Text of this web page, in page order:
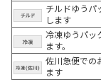
チルドゆうパ
します
冷凍ゆうパッ
ます。
佐川急便での
ます